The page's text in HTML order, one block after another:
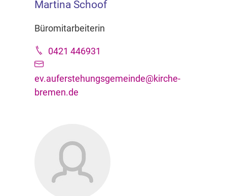
Martina Schoof
Büromitarbeiterin
0421 446931
ev.auferstehungsgemeinde@kirche-
bremen.de